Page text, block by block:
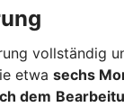
vollständig
etwa sechs
dem